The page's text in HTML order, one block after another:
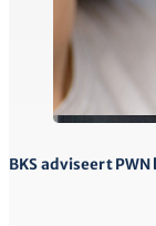
BKS adviseert